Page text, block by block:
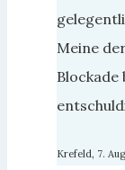
Meine
Blockade
Krefeld, 7.